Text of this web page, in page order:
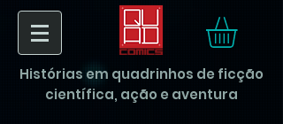
Histórias em quadrinhos de ficção
científica, ação e aventura